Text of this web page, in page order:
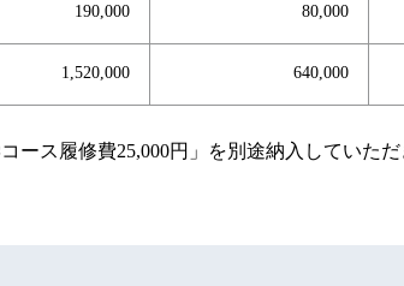
190,000 80,000
1,520,000 640,000
ス履修費25,000円」を別途納入していただ